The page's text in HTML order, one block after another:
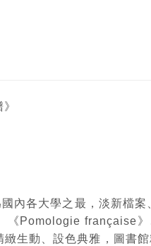
內各大學之最，淡新檔
Pomologie française》
生動、設色典雅，圖書